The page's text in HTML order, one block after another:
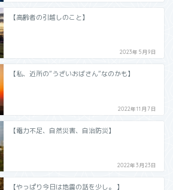
【高齢者の引越しのこと】
2023年5月9日
【私、近所の“うざいおばさん“なのかも】
2022年11月7日
【電力不足、自然災害、自治防災】
2022年3月23日
【やっぱり今日は地震の話を少し。 】